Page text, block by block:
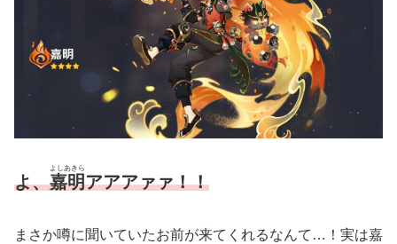
よ、嘉明
よしあきら
アアアァァ！！
まさか噂に聞いていたお前が来てくれるなんて…！実は嘉